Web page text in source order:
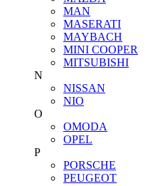
MAN
MASERATI
MAYBACH
MINI COOPER
MITSUBISHI
N
NISSAN
NIO
O
OMODA
OPEL
P
PORSCHE
PEUGEOT